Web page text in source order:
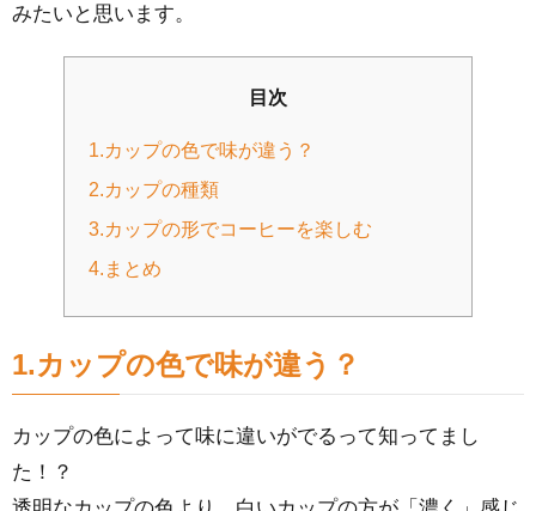
みたいと思います。
目次
1.カップの色で味が違う？
2.カップの種類
3.カップの形でコーヒーを楽しむ
4.まとめ
1.カップの色で味が違う？
カップの色によって味に違いがでるって知ってまし
た！？